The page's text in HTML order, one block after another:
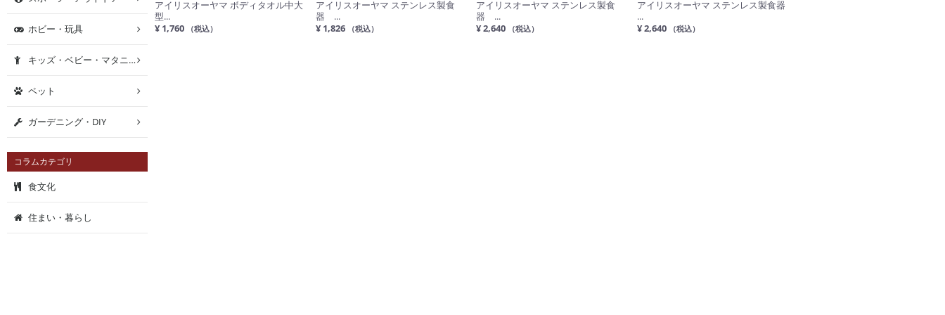
アイリスオーヤマ ボディタオル中大
型...
¥ 1,760
（税込）
アイリスオーヤマ ステンレス製食
器 ...
¥ 1,826
（税込）
アイリスオーヤマ ステンレス製食
器 ...
¥ 2,640
（税込）
アイリスオーヤマ ステンレス製食器
...
¥ 2,640
（税込）
ホビー・玩具
キッズ・ベビー・マタニティ
ペット
ガーデニング・DIY
コラムカテゴリ
食文化
住まい・暮らし